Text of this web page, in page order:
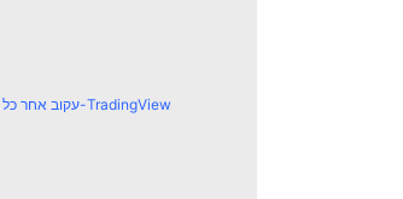
עקוב אחר כל השווקים ב-TradingView